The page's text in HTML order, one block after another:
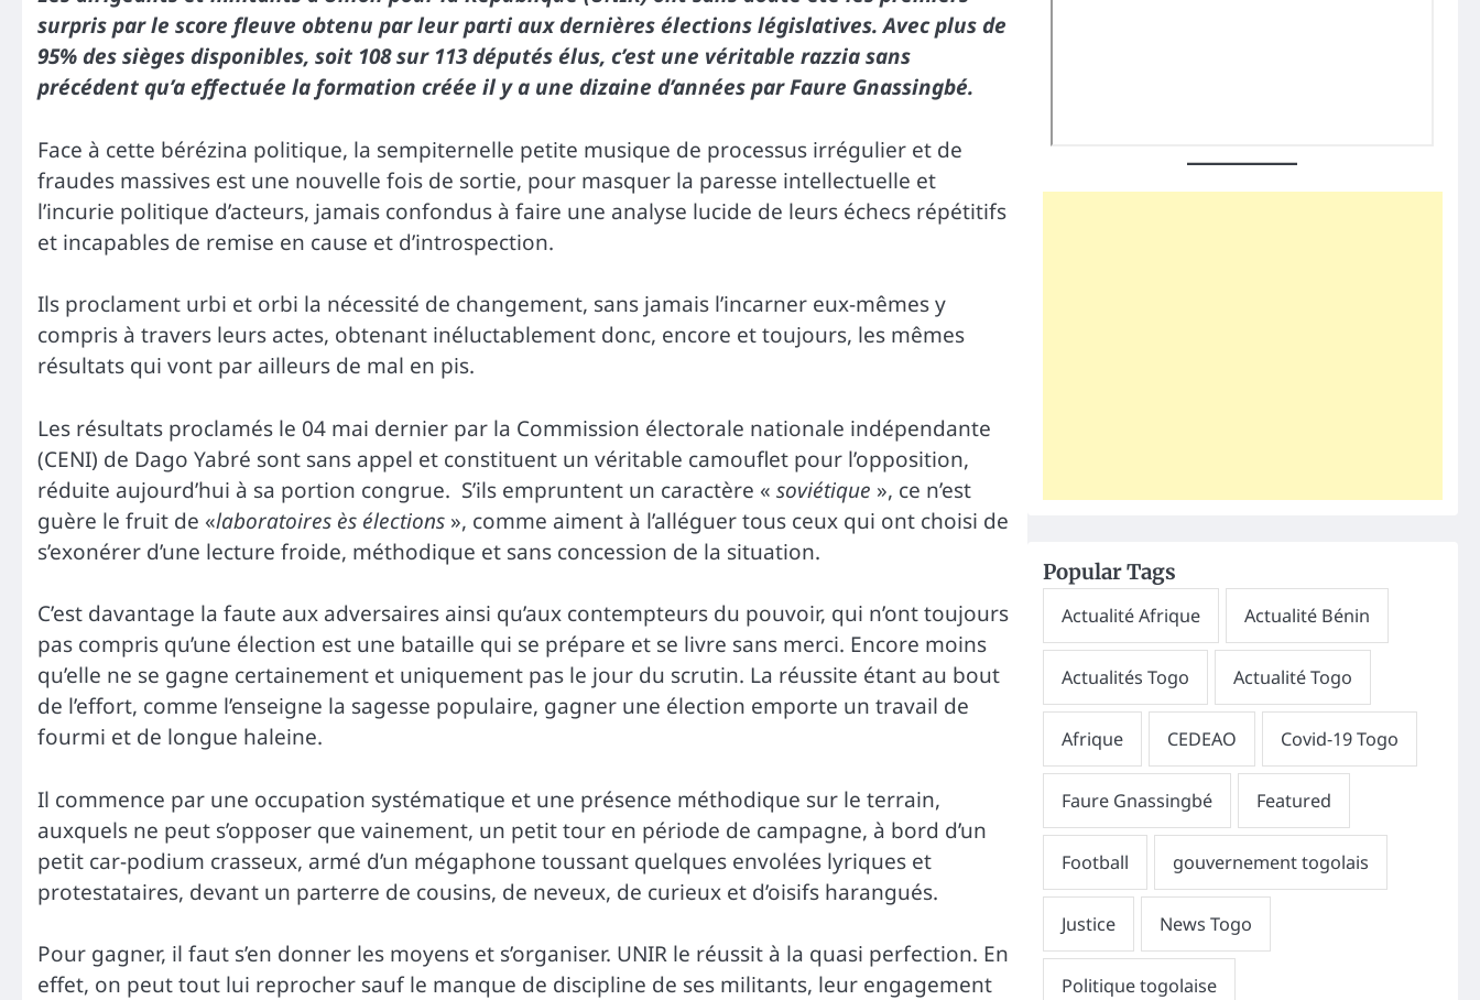
surpris par le score fleuve obtenu par leur parti aux dernières élections législatives. Avec plus de
95% des sièges disponibles, soit 108 sur 113 députés élus, c’est une véritable razzia sans
précédent qu’a effectuée la formation créée il y a une dizaine d’années par Faure Gnassingbé.
Face à cette bérézina politique, la sempiternelle petite musique de processus irrégulier et de
fraudes massives est une nouvelle fois de sortie, pour masquer la paresse intellectuelle et
l’incurie politique d’acteurs, jamais confondus à faire une analyse lucide de leurs échecs répétitifs
et incapables de remise en cause et d’introspection.
Ils proclament urbi et orbi la nécessité de changement, sans jamais l’incarner eux-mêmes y
compris à travers leurs actes, obtenant inéluctablement donc, encore et toujours, les mêmes
résultats qui vont par ailleurs de mal en pis.
Les résultats proclamés le 04 mai dernier par la Commission électorale nationale indépendante
(CENI) de Dago Yabré sont sans appel et constituent un véritable camouflet pour l’opposition,
réduite aujourd’hui à sa portion congrue. S’ils empruntent un caractère « soviétique », ce n’est
guère le fruit de «laboratoires ès élections », comme aiment à l’alléguer tous ceux qui ont choisi de
s’exonérer d’une lecture froide, méthodique et sans concession de la situation.
C’est davantage la faute aux adversaires ainsi qu’aux contempteurs du pouvoir, qui n’ont toujours
pas compris qu’une élection est une bataille qui se prépare et se livre sans merci. Encore moins
qu’elle ne se gagne certainement et uniquement pas le jour du scrutin. La réussite étant au bout
de l’effort, comme l’enseigne la sagesse populaire, gagner une élection emporte un travail de
fourmi et de longue haleine.
Il commence par une occupation systématique et une présence méthodique sur le terrain,
auxquels ne peut s’opposer que vainement, un petit tour en période de campagne, à bord d’un
petit car-podium crasseux, armé d’un mégaphone toussant quelques envolées lyriques et
protestataires, devant un parterre de cousins, de neveux, de curieux et d’oisifs harangués.
Pour gagner, il faut s’en donner les moyens et s’organiser. UNIR le réussit à la quasi perfection. En
effet, on peut tout lui reprocher sauf le manque de discipline de ses militants, leur engagement
Popular Tags